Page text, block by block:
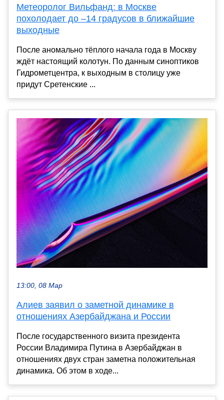
Метеоролог Вильфанд: в Москве
похолодает до –14 градусов в ближайшие
выходные
После аномально тёплого начала года в Москву
ждёт настоящий колотун. По данным синоптиков
Гидрометцентра, к выходным в столицу уже
придут Сретенские ...
13:00, 08 Мар
Алиев заявил о заметной динамике в
отношениях Азербайджана и России
После государственного визита президента
России Владимира Путина в Азербайджан в
отношениях двух стран заметна положительная
динамика. Об этом в ходе...